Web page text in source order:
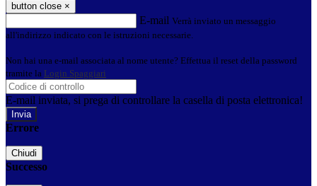
button close ×
E-mail Verrà inviato un messaggio
all'indirizzo indicato con le istruzioni necessarie.
Non hai una e-mail associata al nome utente? Effettua il reset della password
tramite la Login Spaggiari
E-mail inviata, si prega di controllare la casella di posta elettronica!
Errore
Chiudi
Successo